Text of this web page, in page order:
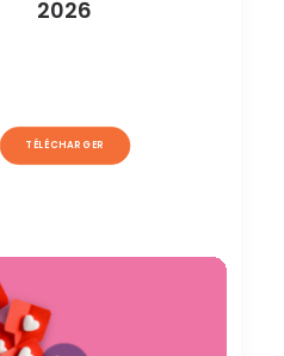
2026
TÉLÉCHARGER